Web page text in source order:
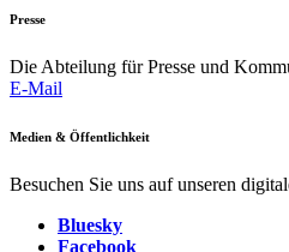
Presse
Die Abteilung für Presse und
E-Mail
Medien & Öffentlichkeit
Besuchen Sie uns auf unseren
Bluesky
Facebook